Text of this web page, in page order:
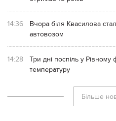
14:36
Вчора біля Квасилова
автовозом
14:28
Три дні поспіль у Рівному
температуру
Більше